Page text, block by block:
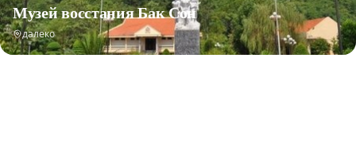
Музей восстания Бак Сон
далеко